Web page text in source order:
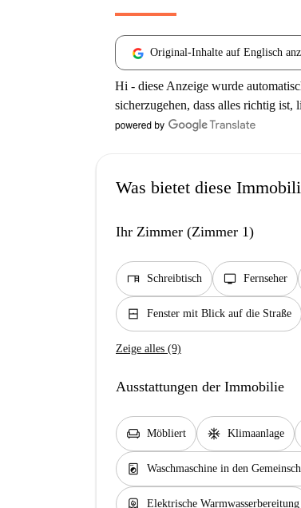
Original-Inhalte auf Englisch
Hi - diese Anzeige wurde
sicherzugehen, dass alles richtig
Was bietet diese
Ihr Zimmer (Zimmer 1)
desk Schreibtisch tv Fernseher
window_closed Fenster mit Blick auf die Straße
Zeige alles (9)
Ausstattungen der Immobilie
chair Möbliert ac_unit Klimaanlage
local_laundry_service Waschmaschine in den
water_heater Elektrische Warmwasserbereitung